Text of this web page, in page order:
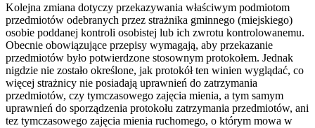
Kolejna zmiana dotyczy przekazywania właściwym podmiotom
przedmiotów odebranych przez strażnika gminnego (miejskiego)
osobie poddanej kontroli osobistej lub ich zwrotu kontrolowanemu.
Obecnie obowiązujące przepisy wymagają, aby przekazanie
przedmiotów było potwierdzone stosownym protokołem. Jednak
nigdzie nie zostało określone, jak protokół ten winien wyglądać, co
więcej strażnicy nie posiadają uprawnień do zatrzymania
przedmiotów, czy tymczasowego zajęcia mienia, a tym samym
uprawnień do sporządzenia protokołu zatrzymania przedmiotów, ani
tez tymczasowego zajęcia mienia ruchomego, o którym mowa w